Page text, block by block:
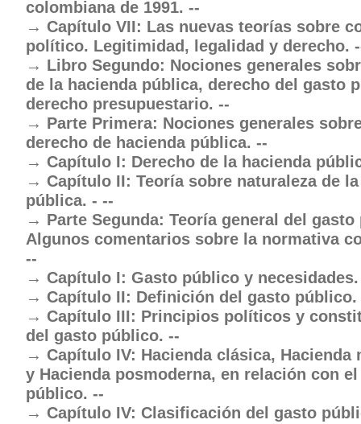
colombiana de 1991. --
Capítulo VII: Las nuevas teorías sobre
político. Legitimidad, legalidad y derecho.
Libro Segundo: Nociones generales
de la hacienda pública, derecho del gasto
derecho presupuestario. --
Parte Primera: Nociones generales
derecho de hacienda pública. --
Capítulo I: Derecho de la hacienda
Capítulo II: Teoría sobre naturaleza de
pública. - --
Parte Segunda: Teoría general del
Algunos comentarios sobre la normativa
--
Capítulo I: Gasto público y
Capítulo II: Definición del gasto público.
Capítulo III: Principios políticos y
del gasto público. --
Capítulo IV: Hacienda clásica, Hacienda
y Hacienda posmoderna, en relación con
público. --
Capítulo IV: Clasificación del gasto